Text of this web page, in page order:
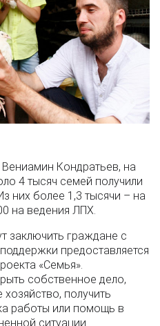
Кондратьев, на
4 тысяч семей получили
них более 1,3 тысячи – на
на ведения ЛПХ.
заключить граждане с
предоставляется
«Семья».
собственное дело,
получить
работы или помощь в
ситуации.